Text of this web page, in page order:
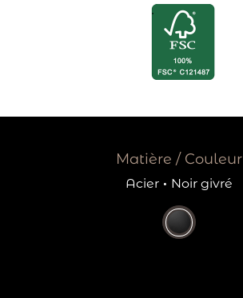
Matière / Couleur
Acier · Noir givré